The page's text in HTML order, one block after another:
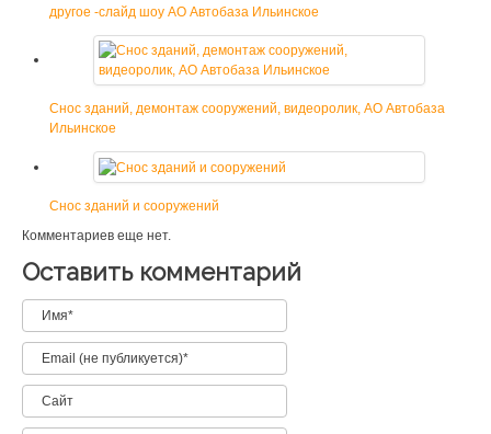
другое -слайд шоу АО Автобаза Ильинское
Снос зданий, демонтаж сооружений, видеоролик, АО Автобаза
Ильинское
Снос зданий и сооружений
Комментариев еще нет.
Оставить комментарий